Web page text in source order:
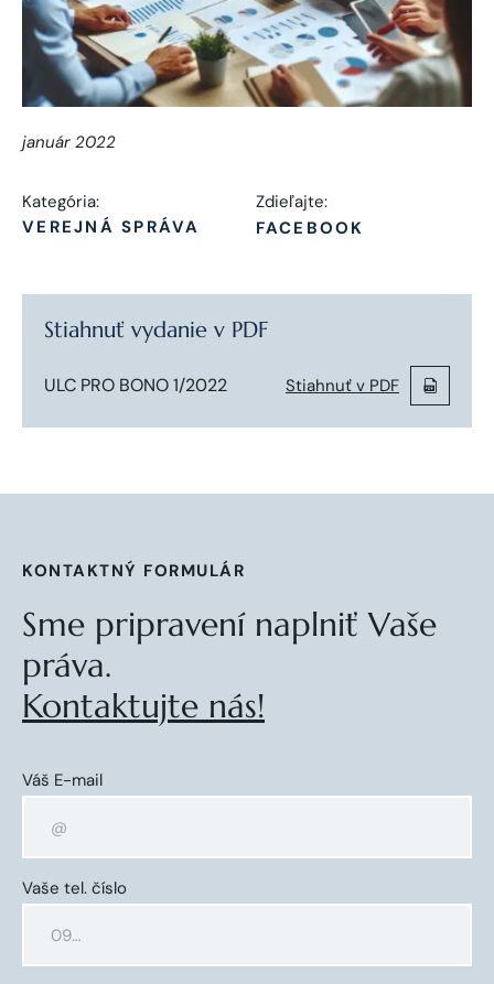
január 2022
Kategória:
VEREJNÁ SPRÁVA
Zdieľajte:
FACEBOOK
Stiahnuť vydanie v PDF
ULC PRO BONO 1/2022 Stiahnuť v PDF
KONTAKTNÝ FORMULÁR
Sme pripravení naplniť Vaše
práva.
Kontaktujte nás!
Váš E-mail
Vaše tel. číslo